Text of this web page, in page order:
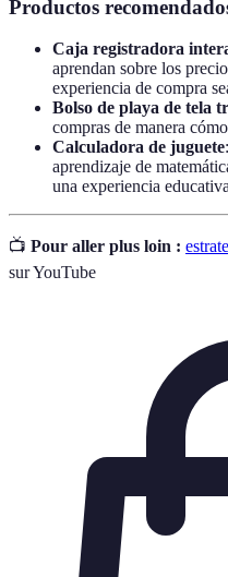
Productos
Caja registradora
aprendan sobre los
experiencia de compra
Bolso de playa de tela
compras de manera
Calculadora de juguete
aprendizaje de
una experiencia
📺 Pour aller plus loin :
sur YouTube